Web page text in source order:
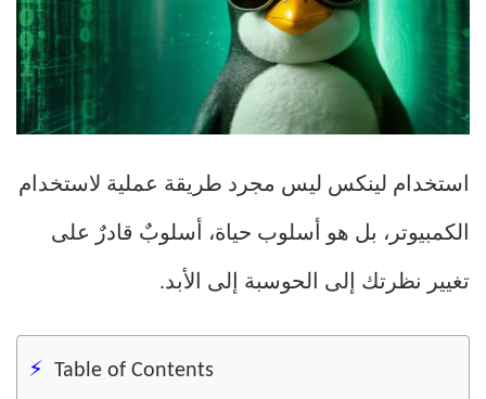
استخدام لينكس ليس مجرد طريقة عملية لاستخدام
الكمبيوتر، بل هو أسلوب حياة، أسلوبٌ قادرٌ على
تغيير نظرتك إلى الحوسبة إلى الأبد.
Table of Contents